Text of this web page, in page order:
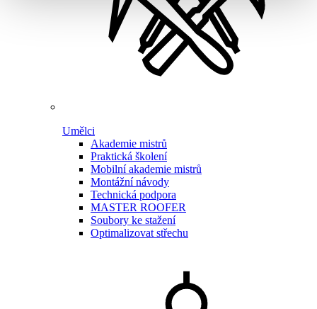
Umělci
Akademie mistrů
Praktická školení
Mobilní akademie mistrů
Montážní návody
Technická podpora
MASTER ROOFER
Soubory ke stažení
Optimalizovat střechu